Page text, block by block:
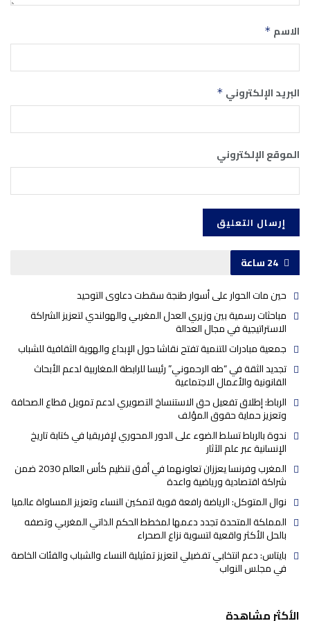
الاسم *
البريد الإلكتروني *
الموقع الإلكتروني
24 ساعة
حين مات الحوار على أسوار طنجة سقطت دعاوى التوحيد
مباحثات رسمية بين وزيري العدل المغربي والهولندي لتعزيز الشراكة
الاستراتيجية في مجال العدالة
جمعية مبادرات للتنمية تفتح نقاشا حول الإبداع والهوية الثقافية للشباب
تجديد الثقة في “طه الرحموني” رئيسا للرابطة المغاربية لدعم الأبحاث
القانونية والأعمال الاجتماعية
الرباط: إطلاق تفعيل حق الاستنساخ التصويري لدعم تمويل قطاع الصحافة
وتعزيز حماية حقوق المؤلف
ندوة بالرباط تسلط الضوء على الدور المحوري لإفريقيا في كتابة تاريخ
الإنسانية عبر علم الآثار
المغرب وفرنسا يعززان تعاونهما في أفق تنظيم كأس العالم 2030 ضمن
شراكة اقتصادية ورياضية واعدة
نوال المتوكل: الرياضة رافعة قوية لتمكين النساء وتعزيز المساواة عالميا
المملكة المتحدة تجدد دعمها لمخطط الحكم الذاتي المغربي وتصفه
بالحل الأكثر واقعية لتسوية نزاع الصحراء
بايتاس: دعم انتخابي تفضيلي لتعزيز تمثيلية النساء والشباب والفئات الخاصة
في مجلس النواب
الأكثر مشاهدة